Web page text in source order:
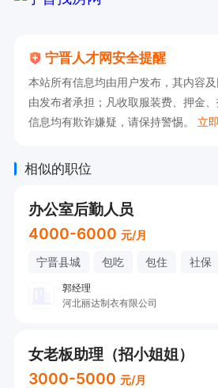
宁晋人才网安全提醒
本站所有信息均由用户发布，其内容
由发布者承担；凡收取服装费、押金
信息均有欺诈嫌疑，请保持警惕。 立
相似的职位
办公室后勤人员
4000-6000 元/月
宁晋县城 包吃 包住 社保
郭经理
河北丽达制衣有限公司
女老板助理（招小姐姐）
3000-5000 元/月